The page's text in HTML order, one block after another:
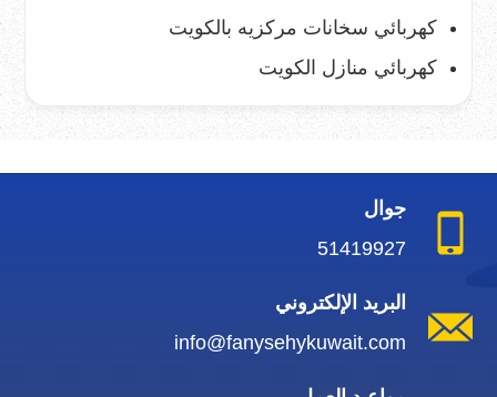
كهربائي سخانات مركزيه بالكويت
كهربائي منازل الكويت
جوال
51419927
البريد الإلكتروني
info@fanysehykuwait.com